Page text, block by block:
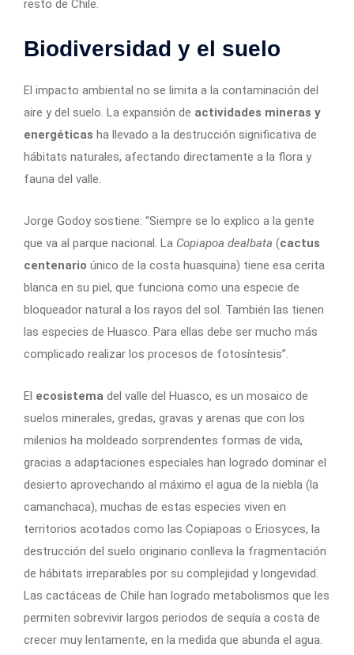
resto de Chile.
Biodiversidad y el suelo
El impacto ambiental no se limita a la contaminación del
aire y del suelo. La expansión de actividades mineras y
energéticas ha llevado a la destrucción significativa de
hábitats naturales, afectando directamente a la flora y
fauna del valle.
Jorge Godoy sostiene: “Siempre se lo explico a la gente
que va al parque nacional. La Copiapoa dealbata (cactus
centenario único de la costa huasquina) tiene esa cerita
blanca en su piel, que funciona como una especie de
bloqueador natural a los rayos del sol. También las tienen
las especies de Huasco. Para ellas debe ser mucho más
complicado realizar los procesos de fotosíntesis”.
El ecosistema del valle del Huasco, es un mosaico de
suelos minerales, gredas, gravas y arenas que con los
milenios ha moldeado sorprendentes formas de vida,
gracias a adaptaciones especiales han logrado dominar el
desierto aprovechando al máximo el agua de la niebla (la
camanchaca), muchas de estas especies viven en
territorios acotados como las Copiapoas o Eriosyces, la
destrucción del suelo originario conlleva la fragmentación
de hábitats irreparables por su complejidad y longevidad.
Las cactáceas de Chile han logrado metabolismos que les
permiten sobrevivir largos periodos de sequía a costa de
crecer muy lentamente, en la medida que abunda el agua.